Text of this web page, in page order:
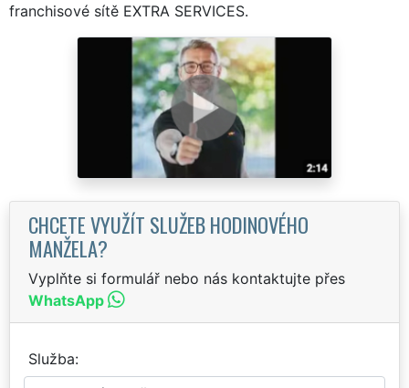
franchisové sítě EXTRA SERVICES.
CHCETE VYUŽÍT SLUŽEB HODINOVÉHO
MANŽELA?
Vyplňte si formulář nebo nás kontaktujte přes
WhatsApp
Služba